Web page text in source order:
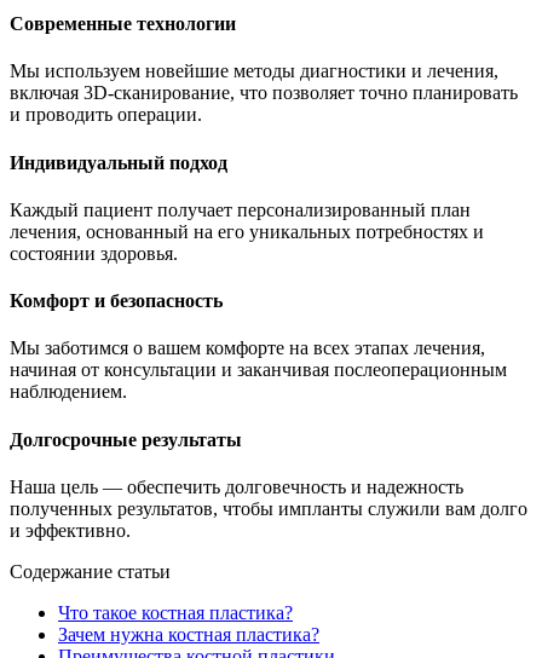
Современные технологии
Мы используем новейшие методы диагностики и лечения,
включая 3D-сканирование, что позволяет точно планировать
и проводить операции.
Индивидуальный подход
Каждый пациент получает персонализированный план
лечения, основанный на его уникальных потребностях и
состоянии здоровья.
Комфорт и безопасность
Мы заботимся о вашем комфорте на всех этапах лечения,
начиная от консультации и заканчивая послеоперационным
наблюдением.
Долгосрочные результаты
Наша цель — обеспечить долговечность и надежность
полученных результатов, чтобы импланты служили вам долго
и эффективно.
Содержание статьи
Что такое костная пластика?
Зачем нужна костная пластика?